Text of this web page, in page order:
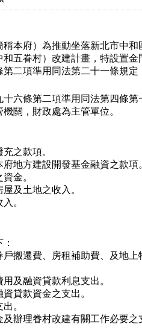
稱本府）為推動坐落新北市中
和五眷村）改建計畫，特設置
二項準用同法第二十一條規定
六條第二項準用同法第四條
關，財政處為主管單位。
之款項。
地方建設開發基金融資之款項
金。
及土地之收入。
。
戶搬遷費、房租補助費、及地
及融資貸款利息支出。
貸款資金之支出。
。
辦理眷村改建有關工作必要之